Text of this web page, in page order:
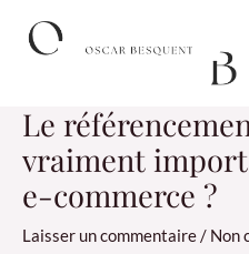
Le
vraiment
e-commerce ?
Laisser un commentaire/ Non
des